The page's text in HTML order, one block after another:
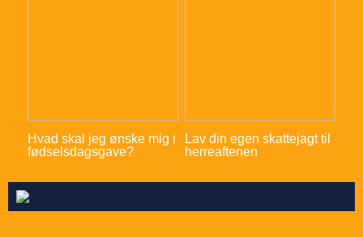
Hvad skal jeg ønske mig i
fødselsdagsgave?
Lav din egen skattejagt til
herreaftenen